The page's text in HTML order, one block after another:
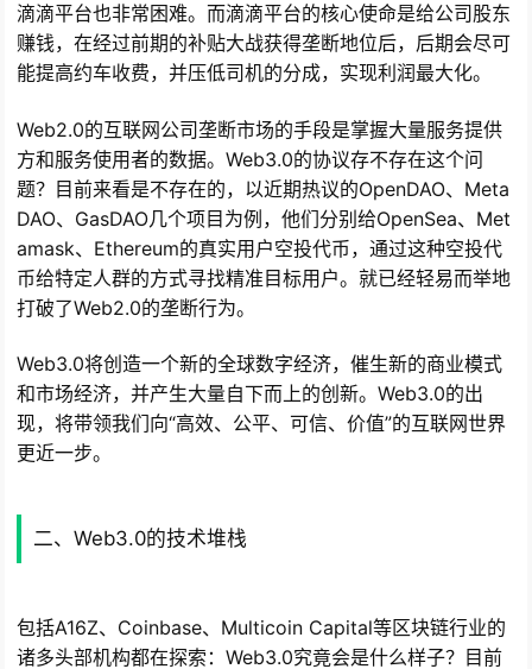
滴滴平台也非常困难。而滴滴平台的核心使命是给公司股东
赚钱，在经过前期的补贴大战获得垄断地位后，后期会尽可
能提高约车收费，并压低司机的分成，实现利润最大化。
Web2.0的互联网公司垄断市场的手段是掌握大量服务提供
方和服务使用者的数据。Web3.0的协议存不存在这个问
题？目前来看是不存在的，以近期热议的OpenDAO、Meta
DAO、GasDAO几个项目为例，他们分别给OpenSea、Met
amask、Ethereum的真实用户空投代币，通过这种空投代
币给特定人群的方式寻找精准目标用户。就已经轻易而举地
打破了Web2.0的垄断行为。
Web3.0将创造一个新的全球数字经济，催生新的商业模式
和市场经济，并产生大量自下而上的创新。Web3.0的出
现，将带领我们向“高效、公平、可信、价值”的互联网世界
更近一步。
二、Web3.0的技术堆栈
包括A16Z、Coinbase、Multicoin Capital等区块链行业的
诸多头部机构都在探索：Web3.0究竟会是什么样子？目前